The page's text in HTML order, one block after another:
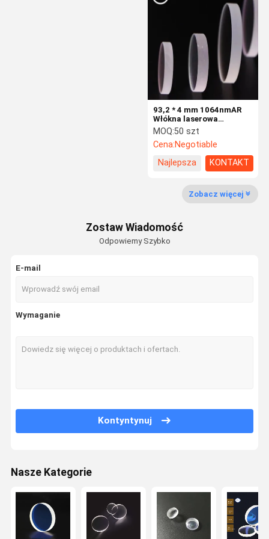
93,2 * 4 mm 1064nmAR
Włókna laserowa
soczewka ochronna H-
K9L Materiałowa
maszyna laserowa
MOQ:50 szt
Cena:Negotiable
Najlepsza
KONTAKT
Zobacz więcej
Zostaw Wiadomość
Odpowiemy Szybko
E-mail
Wymaganie
Kontyntynuj
Nasze Kategorie